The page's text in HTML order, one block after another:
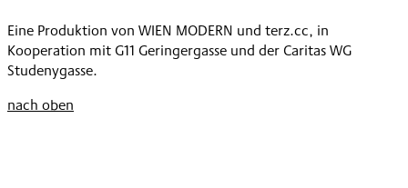
Eine Produktion von WIEN MODERN und terz.cc, in
Kooperation mit G11 Geringergasse und der Caritas WG
Studenygasse.
nach oben